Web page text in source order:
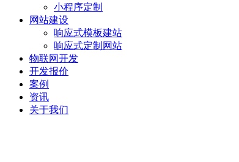
小程序定制
网站建设
响应式模板建站
响应式定制网站
物联网开发
开发报价
案例
资讯
关于我们